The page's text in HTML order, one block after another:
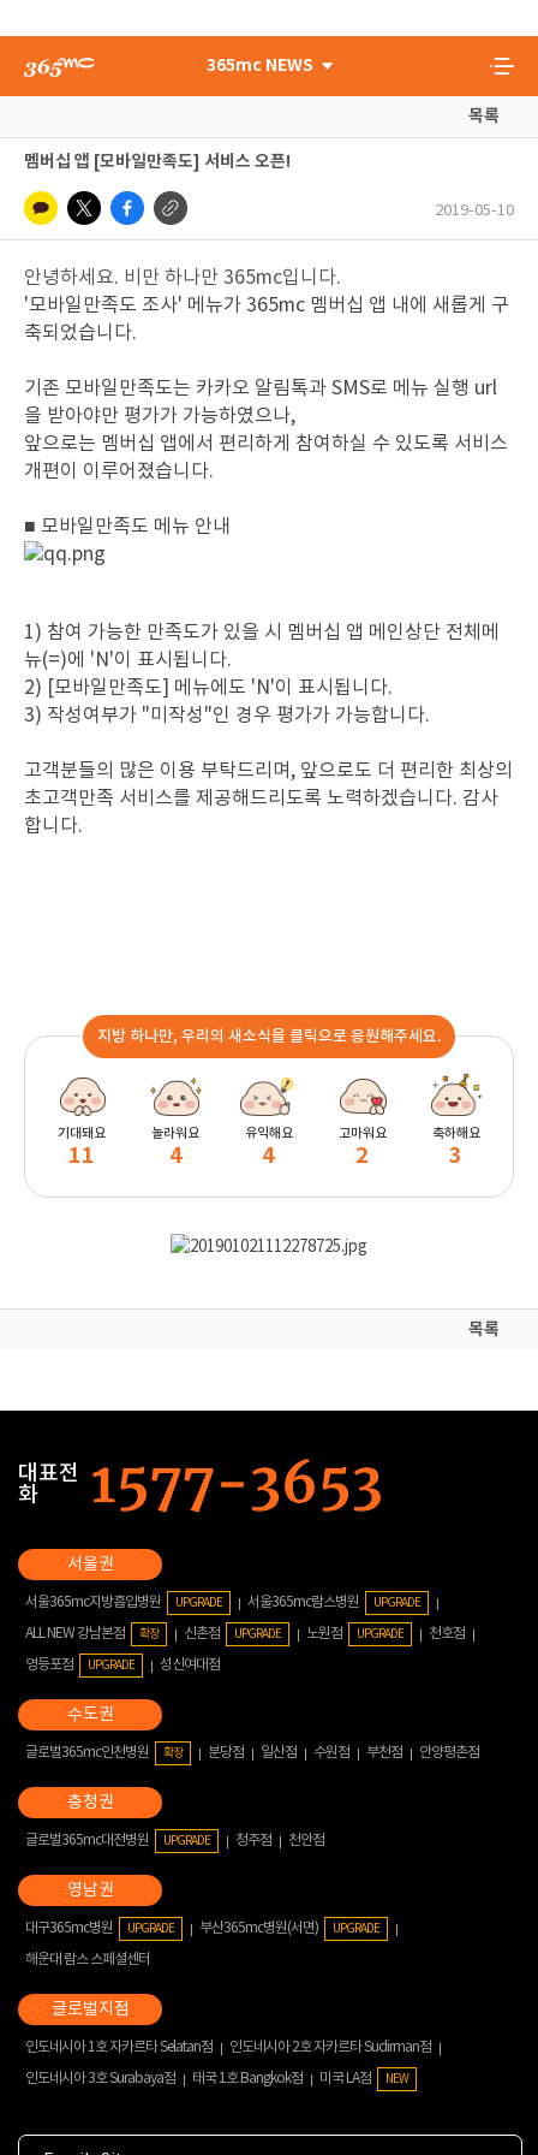
365mc NEWS
목록
멤버십 앱 [모바일만족도] 서비스 오픈!
2019-05-10
안녕하세요. 비만 하나만 365mc입니다.
'모바일만족도 조사' 메뉴가 365mc 멤버십 앱 내에 새롭게 구
축되었습니다.
기존 모바일만족도는 카카오 알림톡과 SMS로 메뉴 실행 url
을 받아야만 평가가 가능하였으나,
앞으로는 멤버십 앱에서 편리하게 참여하실 수 있도록 서비스
개편이 이루어졌습니다.
■ 모바일만족도 메뉴 안내
1) 참여 가능한 만족도가 있을 시 멤버십 앱 메인상단 전체메
뉴(=)에 'N'이 표시됩니다.
2) [모바일만족도] 메뉴에도 'N'이 표시됩니다.
3) 작성여부가 "미작성"인 경우 평가가 가능합니다.
고객분들의 많은 이용 부탁드리며, 앞으로도 더 편리한 최상의
초고객만족 서비스를 제공해드리도록 노력하겠습니다. 감사
합니다.
지방 하나만, 우리의 새소식을 클릭으로 응원해주세요.
기대돼요
11
놀라워요
4
유익해요
4
고마워요
2
축하해요
3
목록
대표전
화
서울365mc지방흡입병원 UPGRADE 서울365mc람스병원 UPGRADE
ALL NEW 강남본점 확장 신촌점 UPGRADE 노원점 UPGRADE
천호점
영등포점
UPGRADE 성신여대점
글로벌365mc인천병원 확장 분당점 일산점 수원점 부천점 안양평촌점
글로벌365mc대전병원 UPGRADE 청주점 천안점
대구365mc병원 UPGRADE 부산365mc병원(서면) UPGRADE
해운대 람스 스페셜센터
인도네시아 1호 자카르타 Selatan점
인도네시아 2호 자카르타 Sudirman점
인도네시아 3호 Surabaya점
태국 1호 Bangkok점 미국 LA점 NEW